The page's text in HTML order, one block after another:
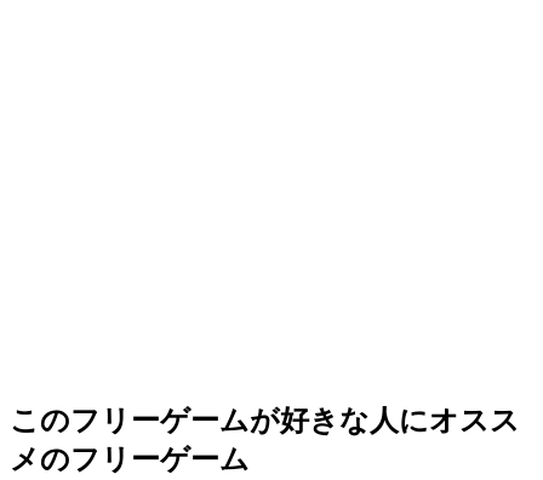
このフリーゲームが好きな人にオスス
メのフリーゲーム